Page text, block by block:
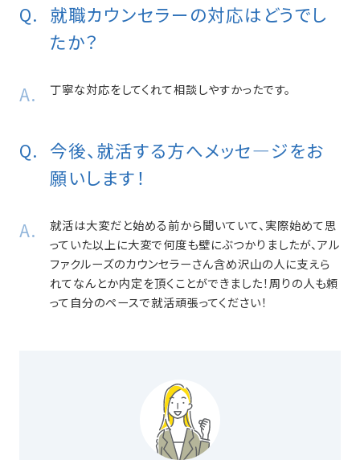
就職カウンセラーの対応はどうでし
たか？
丁寧な対応をしてくれて相談しやすかったです。
今後、就活する方へメッセ―ジをお
願いします！
就活は大変だと始める前から聞いていて、実際始めて思
っていた以上に大変で何度も壁にぶつかりましたが、アル
ファクルーズのカウンセラーさん含め沢山の人に支えら
れてなんとか内定を頂くことができました！周りの人も頼
って自分のペースで就活頑張ってください！